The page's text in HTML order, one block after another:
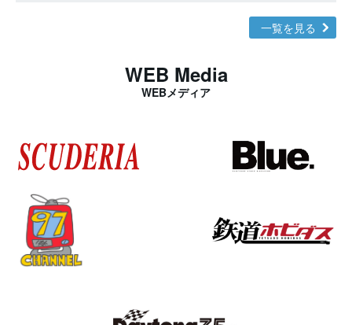
一覧を見る
WEB Media
WEBメディア